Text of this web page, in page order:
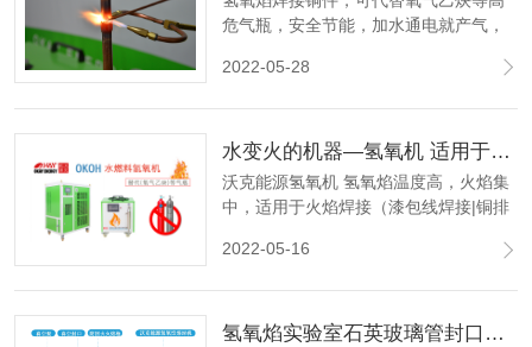
危气瓶，安全节能，加水通电就产气，
2022-05-28
水变火的机器—氢氧机 适用于漆包线焊接 玻璃管封口 安瓿瓶熔封
沃克能源氢氧机 氢氧焰温度高，火焰集
中，适用于火焰焊接（漆包线焊接|铜排
熔封）、火焰加工处理、火焰节能等领
2022-05-16
氢氧焰实验室石英玻璃管封口，科研路上为您保驾护航